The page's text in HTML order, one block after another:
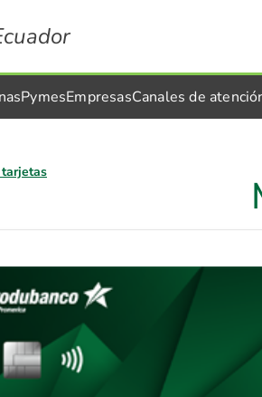
PymesEmpresasCanales de